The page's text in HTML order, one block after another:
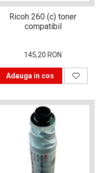
Ricoh 260 (c) toner
compatibil
145,20 RON
Adauga in cos